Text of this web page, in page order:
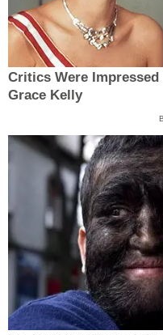
Critics Were Impressed
Grace Kelly